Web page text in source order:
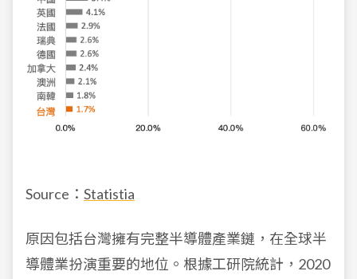
Source： Statistia
原因包括台灣擁有完整半導體產業鏈，在全球半
導體業扮演重要的地位。根據工研院統計，2020